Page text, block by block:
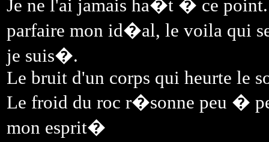
Je ne l'ai jamais ha�t � ce
parfaire mon id�al, le voila qui
je suis�.
Le bruit d'un corps qui heurte le
Le froid du roc r�sonne peu �
mon esprit�